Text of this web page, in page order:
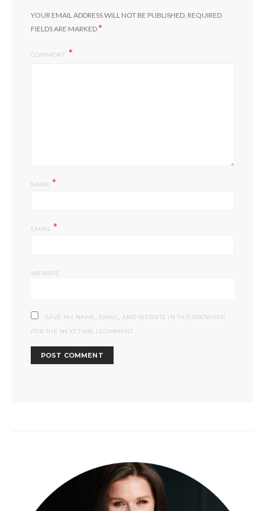
YOUR EMAIL ADDRESS WILL NOT BE PUBLISHED. REQUIRED
FIELDS ARE MARKED*
COMMENT
NAME *
EMAIL *
WEBSITE
SAVE MY NAME, EMAIL, AND WEBSITE IN THIS BROWSER
FOR THE NEXT TIME I COMMENT.